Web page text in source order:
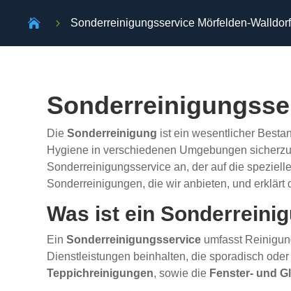
 5 Sonderreinigungsservice Mörfelden-Walldorf
DieSonderreinigung ist ein wesentlicher
Hygiene in verschiedenen Umgebungen
Sonderreinigungsservice an, der auf die
Sonderreinigungen, die wir anbieten, und erklärt
Was ist ein
EinSonderreinigungsservice umfasst
Dienstleistungen beinhalten, die sporadisch
Teppichreinigungen, sowie die Fenster- und